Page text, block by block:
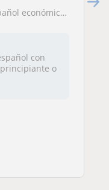
para niños y adultos
con
o